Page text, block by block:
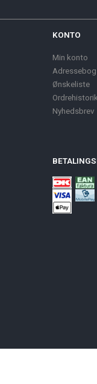
KONTO
Min konto
Adressebog
Ønskeliste
Ordrehistorik
Nyhedsbrev